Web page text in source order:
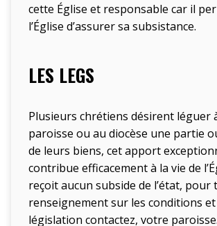
cette Église et responsable car il
l’Église d’assurer sa subsistance.
LES LEGS
Plusieurs chrétiens désirent léguer
paroisse ou au diocèse une partie
de leurs biens, cet apport
contribue efficacement à la vie de
reçoit aucun subside de l’état, pour
renseignement sur les conditions et
législation contactez, votre paroisse.